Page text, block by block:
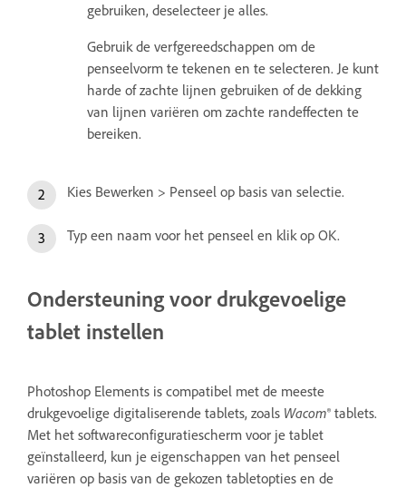
gebruiken, deselecteer je alles.
Gebruik de verfgereedschappen om de
penseelvorm te tekenen en te selecteren. Je kunt
harde of zachte lijnen gebruiken of de dekking
van lijnen variëren om zachte randeffecten te
bereiken.
Kies Bewerken > Penseel op basis van selectie.
Typ een naam voor het penseel en klik op OK.
Ondersteuning voor drukgevoelige
tablet instellen
Photoshop Elements is compatibel met de meeste
drukgevoelige digitaliserende tablets, zoals Wacom® tablets.
Met het softwareconfiguratiescherm voor je tablet
geïnstalleerd, kun je eigenschappen van het penseel
variëren op basis van de gekozen tabletopties en de